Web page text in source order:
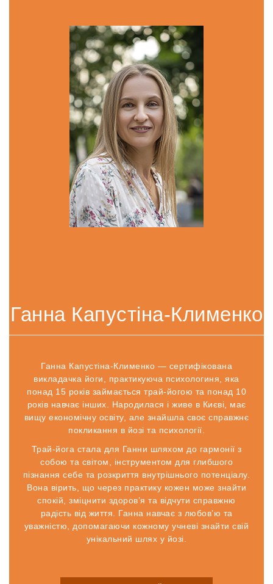
Ганна Капустіна-Клименко
Ганна Капустіна-Клименко — сертифікована
викладачка йоги, практикуюча психологиня, яка
понад 15 років займається трай-йогою та понад 10
років навчає інших. Народилася і живе в Києві, має
вищу економічну освіту, але знайшла своє справжнє
покликання в йозі та психології.
Трай-йога стала для Ганни шляхом до гармонії з
собою та світом, інструментом для глибшого
пізнання себе та розкриття внутрішнього потенціалу.
Вона вірить, що через практику кожен може знайти
спокій, зміцнити здоров’я та відчути справжню
радість від життя. Ганна навчає з любов’ю та
уважністю, допомагаючи кожному учневі знайти свій
унікальний шлях у йозі.